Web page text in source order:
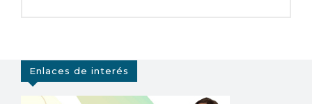
Enlaces de interés